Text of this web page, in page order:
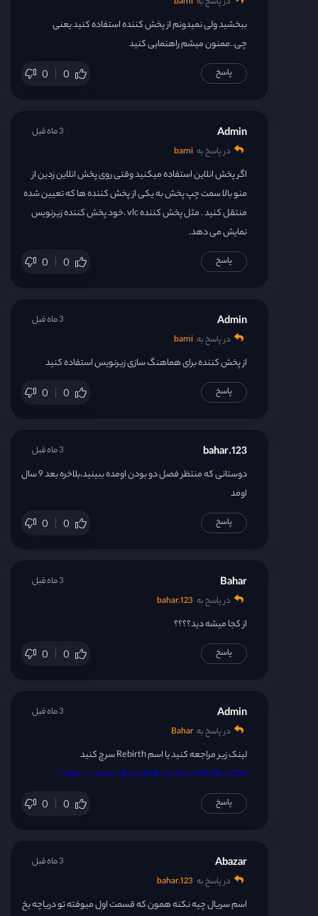
قسمت 39
قسمت 40
قسمت 41
قسمت 44
قسمت 45
قسمت 46
قسمت 47
قسمت 49
قسمت 51
قسمت 52
قسمت 54
قسمت 55
قسمت 56
قسمت 57
ببخشید ولی نمیدونم از پخش کننده استفاده کنید یعنی
چی..ممنون میشم راهنمایی کنید
0 0 پاسخ
Admin
در پاسخ به barni
اگر پخش انلاین استفاده میکنید وقتی روی پخش انلاین زدین از
منو بالا سمت چپ پخش به یکی از پخش کننده ها که تعیین شده
منتقل کنید . مثل پخش کننده vlc .خود پخش کننده زیرنویس
نمایش می دهد.
0 0
3 ماه قبل
پاسخ
Admin
در پاسخ به barni
از پخش کننده برای هماهنگ سازی زیرنویس استفاده کنید
0 0
3 ماه قبل
پاسخ
bahar.123
دوستانی که منتظر فصل دو بودن اومده ببینید،بلاخره بعد 9 سال
اومد
0 0
3 ماه قبل
پاسخ
Bahar
در پاسخ به bahar.123
از کجا میشه دید؟؟؟؟
0 0
3 ماه قبل
پاسخ
Admin
در پاسخ به Bahar
لینک زیر مراجعه کنید یا اسم Rebirth سرچ کنید
https://www.dlday.click/series/rebirth-2026/
0 0
3 ماه قبل
پاسخ
Abazar
در پاسخ به bahar.123
اسم سریال چیه نکنه همون که قسمت اول میوفته تو دریاچه یخ
3 ماه قبل